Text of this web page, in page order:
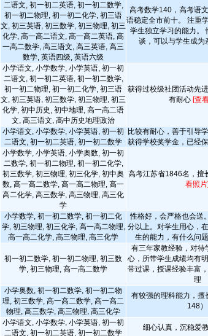
二语文, 初一初二英语, 初一初二数学,
初一初二物理, 初一初二化学, 初三语
文, 初三英语, 初三数学, 初三物理, 初三
化学, 高一高二语文, 高一高二英语, 高
一高二数学, 高三语文, 高三英语, 高三
数学, 英语四级, 英语六级
高考数学140，高考语
语稳定全市前十。 注重
学生独立学习的能力。
谈，可以与学生成为
小学语文, 小学数学, 小学英语, 初一初
二语文, 初一初二英语, 初一初二数学,
初一初二物理, 初一初二化学, 初三语
文, 初三英语, 初三数学, 初三物理, 初三
化学, 初中历史, 初中地理, 高一高二语
文, 高三语文, 高中历史地理政治
获得过校级社团活动先
有耐心 [查
小学语文, 小学数学, 小学英语, 初一初
二语文, 初一初二英语, 初一初二数学
比较有耐心，善于引导
获得学校奖学金，已经
小学数学, 小学英语, 小学奥数, 初一初
二数学, 初一初二物理, 初一初二化学,
初三数学, 初三物理, 初三化学, 初中奥
数, 高一高二数学, 高一高二物理, 高一
高二化学, 高三数学, 高三物理, 高三化
学
高考江苏省1846名，擅
看照片]
小学数学, 初一初二数学, 初一初二化
学, 初三物理, 初三化学, 高一高二物理,
高一高二化学, 高三物理, 高三化学
性格好，会严格也会送
分以上。对学生用心，
生的能力，有什么问
初一初二数学, 初一初二物理, 初三数
学, 初三物理, 高一高二数学
有三年家教经验，对待
心，所带学生成绩均有
带过课，授课经验丰富
理
小学奥数, 初一初二数学, 初一初二物
理, 初三数学, 高一高二数学, 高一高二
物理, 高三数学, 高三物理, 高三化学
有较强的理科能力，擅
148）
小学语文, 小学数学, 小学英语, 初一初
二语文, 初一初二英语, 初一初二数学
细心认真，沉稳爱